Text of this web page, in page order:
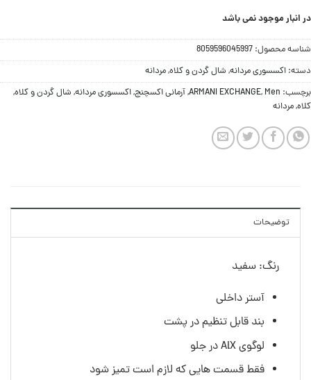
در انبار موجود نمی باشد
شناسه محصول: 8059596045997
دسته: اکسسوری مردانه, شال گردن و کلاه,مردانه
برچسب:
ARMANI EXCHANGE, Men
,آرمانی اکسچنج,اکسسوری مردانه, شال گردن و کلاه,
کلاه,مردانه
توضیحات
رنگ: سفید
آستر داخلی
بند قابل تنظیم در پشت
لوگوی AlX در جلو
فقط قسمت هایی که لازم است تمیز شود